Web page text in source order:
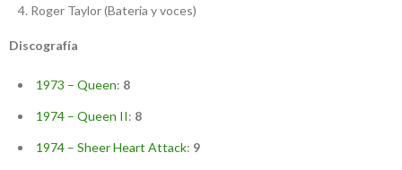
Roger Taylor (Bateria y voces)
Discografía
1973 – Queen: 8
1974 – Queen II: 8
1974 – Sheer Heart Attack: 9